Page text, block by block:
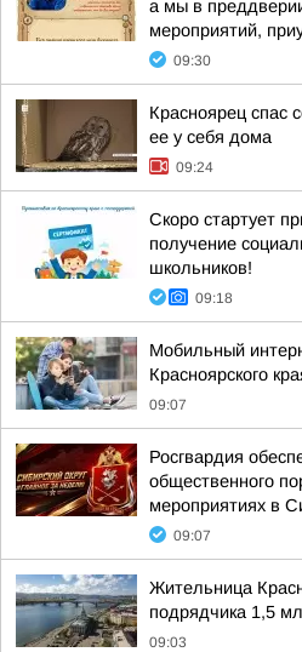
а мы в
мероприятий,
09:30
Красноярец спас
ее у себя дома
09:24
Скоро стартует
получение
школьников!
09:18
Мобильный
Красноярского
09:07
Росгвардия
общественного
мероприятиях в
09:07
Жительница
подрядчика 1,5
09:03